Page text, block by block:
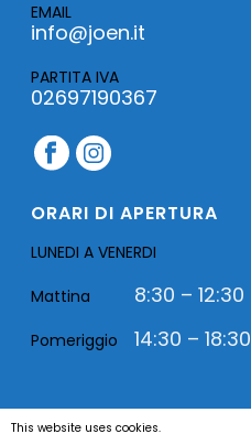
EMAIL
info@joen.it
PARTITA IVA
02697190367
ORARI DI APERTURA
LUNEDI A VENERDI
Mattina
8:30 – 12:30
Pomeriggio 14:30 – 18:30
This website uses cookies.